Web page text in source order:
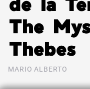
The
Thebes
MARIO ALBERTO